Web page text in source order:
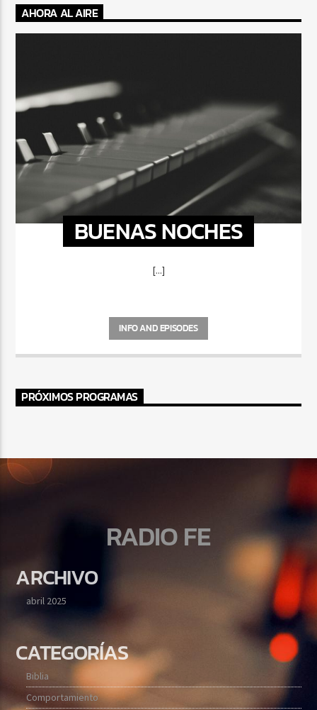
AHORA AL AIRE
BUENAS NOCHES
[...]
INFO AND EPISODES
PRÓXIMOS PROGRAMAS
RADIO FE
ARCHIVO
abril 2025
CATEGORÍAS
Biblia
Comportamiento